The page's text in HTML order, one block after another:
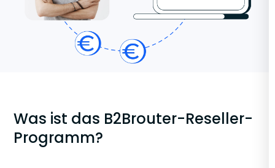
Was ist das B2Brouter-Reseller-
Programm?